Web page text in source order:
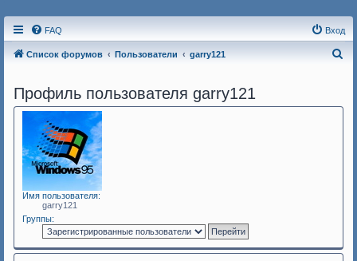
FAQ Вход
Список форумов Пользователи garry121
Профиль пользователя garry121
Имя пользователя:
garry121
Группы: